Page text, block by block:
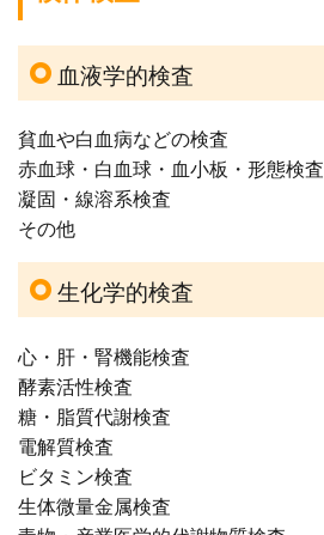
血液学的検査
貧血や白血病などの検査
赤血球・白血球・血小板・形態検査
凝固・線溶系検査
その他
生化学的検査
心・肝・腎機能検査
酵素活性検査
糖・脂質代謝検査
電解質検査
ビタミン検査
生体微量金属検査